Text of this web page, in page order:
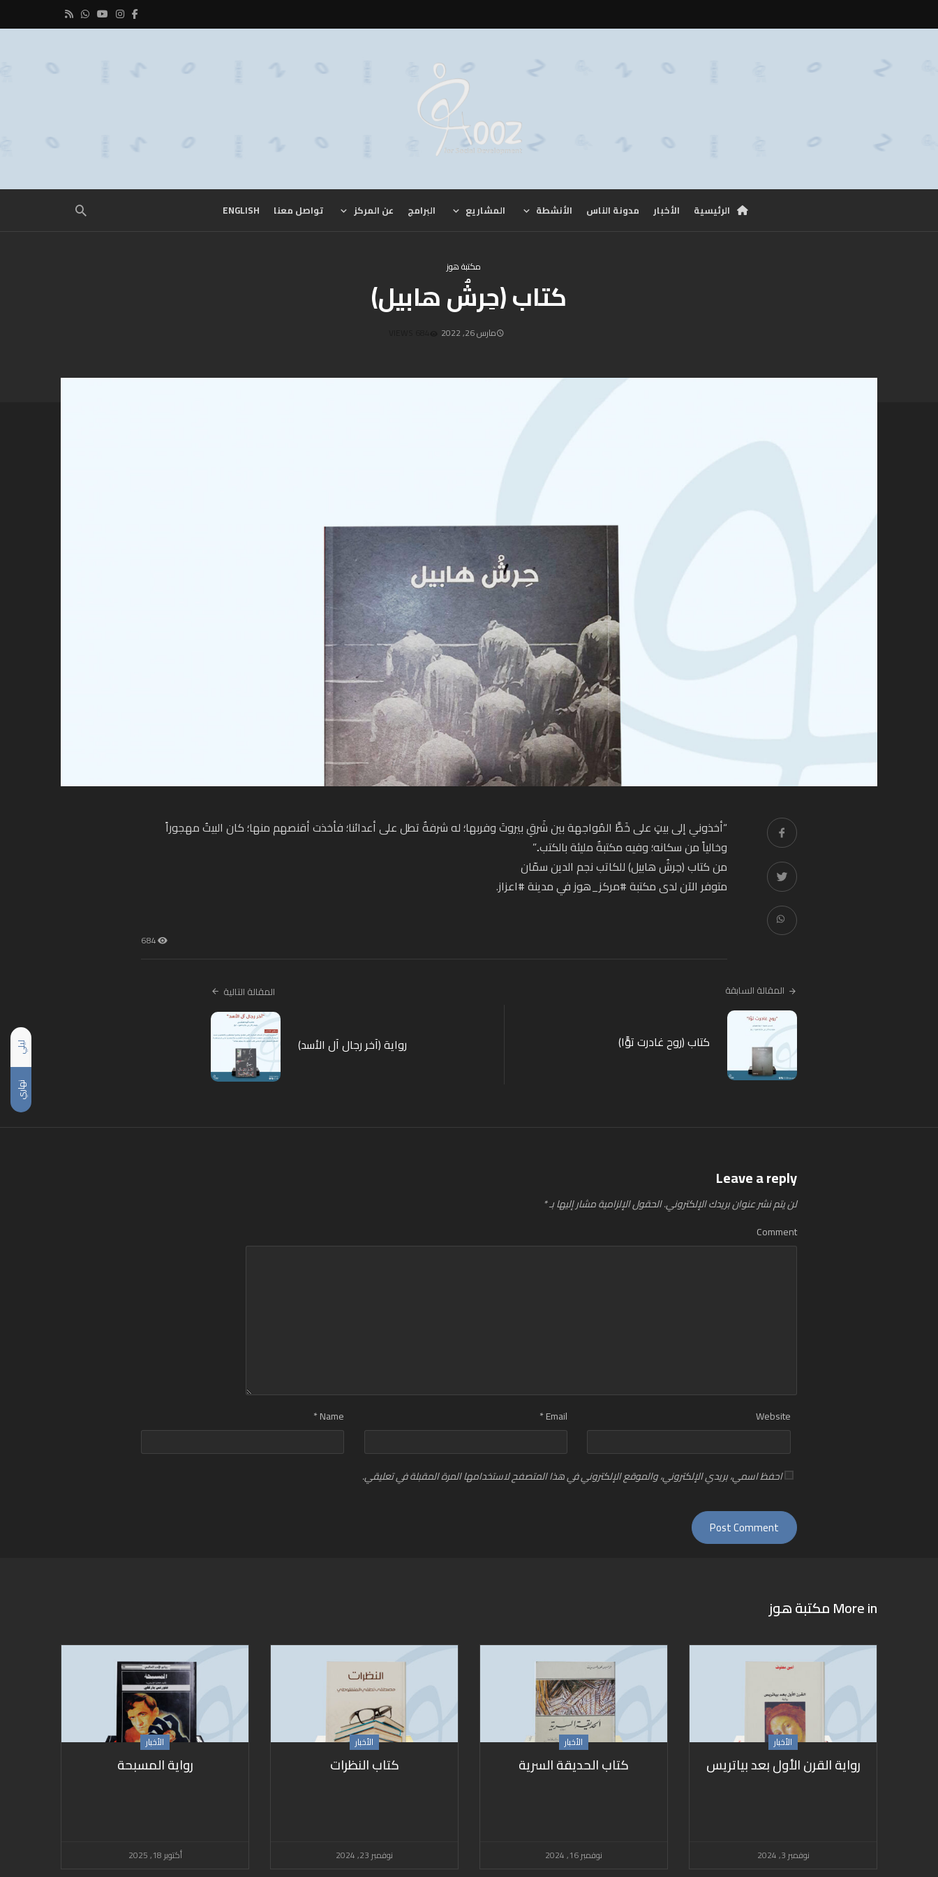
ليلي
نهاري
الرئيسية الأخبار مدونة الناس الأنشطة المشاريع البرامج عن المركز تواصل معنا ENGLISH
مكتبة هوز
كتاب (حِرشُ هابيل)
مارس 26, 2022
“أخذوني إلى بيتٍ على خَطَّ المُواجهة بين شَرقِ بيروتَ وفربها؛ له شرفةٌ تطل على أعدائنا؛ فأخذت أقنصهم منها؛ كان البيتُ مهجوراً
وخالياً من سكانه؛ وفيه مكتبةٌ مليئة بالكتب..”
من كتاب (حِرشُ هابيل) للكاتب نجم الدين سمّان
متوفر الآن لدى مكتبة #مركز_هوز في مدينة #اعزاز.
684
المقالة التالية
رواية (آخر رجال آل الأسد)
المقالة السابقة
كتاب (روح غادرت توًّا)
Leave a reply
لن يتم نشر عنوان بريدك الإلكتروني.الحقول الإلزامية مشار إليها بـ*
Comment
Name
* Email
* Website
احفظ اسمي، بريدي الإلكتروني، والموقع الإلكتروني في هذا المتصفح لاستخدامها المرة المقبلة في تعليقي.
More inمكتبة هوز
الأخبار
رواية المسبحة
أكتوبر 18, 2025
الأخبار
كتاب النظرات
نوفمبر 23, 2024
الأخبار
كتاب الحديقة السرية
نوفمبر 16, 2024
الأخبار
رواية القرن الأول بعد بياتريس
نوفمبر 3, 2024